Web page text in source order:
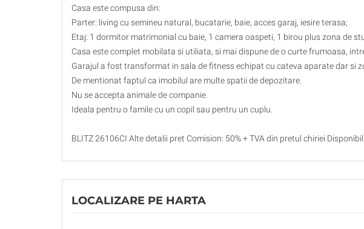
Casa este compusa din:
Parter: living cu semineu natural, bucatarie, baie, acces garaj, iesire terasa;
Etaj: 1 dormitor matrimonial cu baie, 1 camera oaspeti, 1 birou plus zona de
Casa este complet mobilata si utiliata, si mai dispune de o curte frumoasa,
Garajul a fost transformat in sala de fitness echipat cu cateva aparate dar si
De mentionat faptul ca imobilul are multe spatii de depozitare.
Nu se accepta animale de companie.
Ideala pentru o famile cu un copil sau pentru un cuplu.
BLITZ 26106CI Alte detalii pret Comision: 50% + TVA din pretul chiriei
LOCALIZARE PE HARTA